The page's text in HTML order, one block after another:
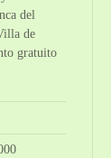
del
de
gratuito